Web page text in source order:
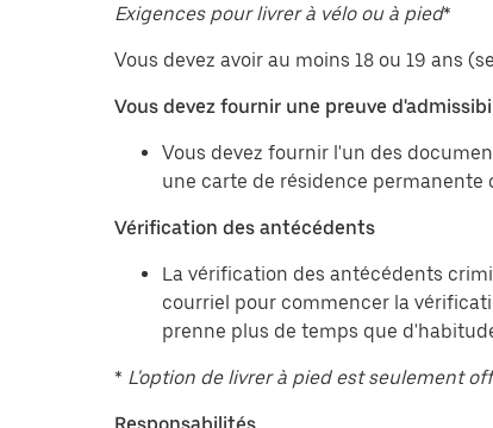
Exigences pour livrer à vélo ou à pied*
Vous devez avoir au moins 18 ou 19 ans
Vous devez fournir une preuve
Vous devez fournir l'un des
une carte de résidence permanente
Vérification des antécédents
La vérification des antécédents
courriel pour commencer la
prenne plus de temps que
* L'option de livrer à pied est seulement